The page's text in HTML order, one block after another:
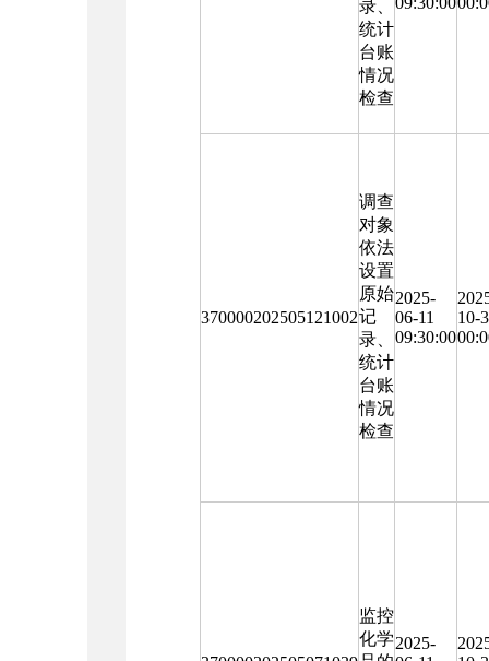
录、
统计
台账
情况
检查
370000202505121002
调查
对象
依法
设置
原始
记
录、
统计
台账
情况
检查
2025-
06-11
09:30:00
10-
监控
化学2025-